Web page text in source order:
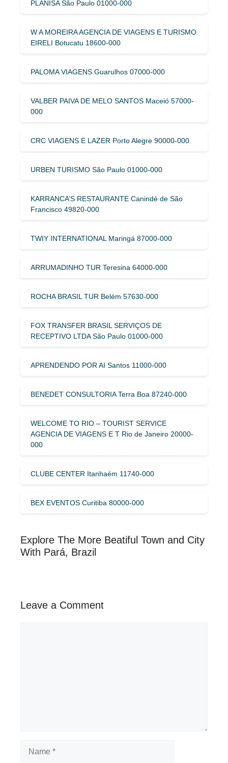
PLANISA São Paulo 01000-000
W A MOREIRA AGENCIA DE VIAGENS E TURISMO
EIRELI Botucatu 18600-000
PALOMA VIAGENS Guarulhos 07000-000
VALBER PAIVA DE MELO SANTOS Maceió 57000-
000
CRC VIAGENS E LAZER Porto Alegre 90000-000
URBEN TURISMO São Paulo 01000-000
KARRANCA’S RESTAURANTE Canindé de São
Francisco 49820-000
TWIY INTERNATIONAL Maringá 87000-000
ARRUMADINHO TUR Teresina 64000-000
ROCHA BRASIL TUR Belém 57630-000
FOX TRANSFER BRASIL SERVIÇOS DE
RECEPTIVO LTDA São Paulo 01000-000
APRENDENDO POR AI Santos 11000-000
BENEDET CONSULTORIA Terra Boa 87240-000
WELCOME TO RIO – TOURIST SERVICE
AGENCIA DE VIAGENS E T Rio de Janeiro 20000-
000
CLUBE CENTER Itanhaém 11740-000
BEX EVENTOS Curitiba 80000-000
Explore The More Beatiful Town and City
With Pará, Brazil
Leave a Comment